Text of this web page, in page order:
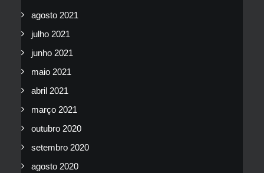
agosto 2021
julho 2021
junho 2021
maio 2021
abril 2021
março 2021
outubro 2020
setembro 2020
agosto 2020